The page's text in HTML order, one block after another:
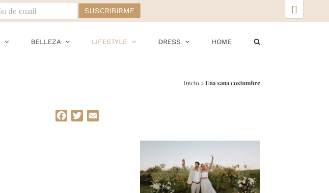
BELLEZA LIFESTYLE DRESS HOME
Inicio »Una sana costumbre
Facebook
Twitter